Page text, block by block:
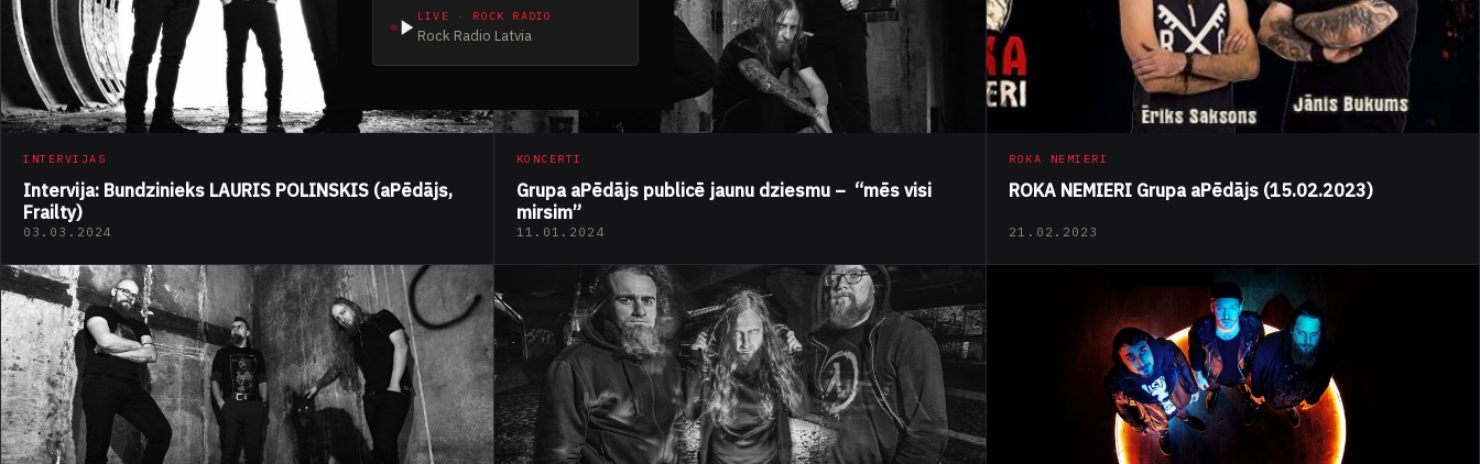
LIVE · ROCK RADIO
Rock Radio Latvia
INTERVIJAS
Intervija: Bundzinieks LAURIS POLINSKIS (aPēdājs,
Frailty)
03.03.2024
KONCERTI
Grupa aPēdājs publicē jaunu dziesmu – “mēs visi
mirsim”
11.01.2024
ROKA NEMIERI
ROKA NEMIERI Grupa aPēdājs (15.02.2023)
21.02.2023